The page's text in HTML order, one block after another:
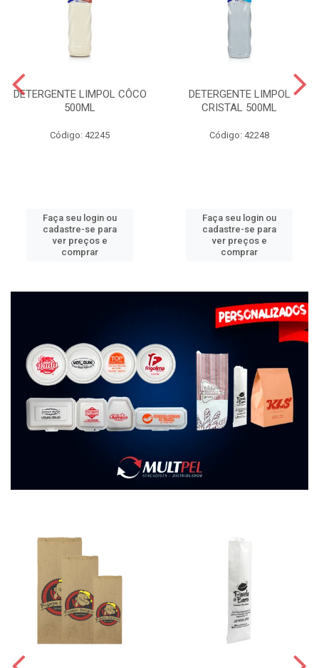
DETERGENTE LIMPOL CÔCO
500ML
Código: 42245
Faça seu login ou
cadastre-se para
ver preços e
comprar
DETERGENTE LIMPOL
CRISTAL 500ML
Código: 42248
Faça seu login ou
cadastre-se para
ver preços e
comprar